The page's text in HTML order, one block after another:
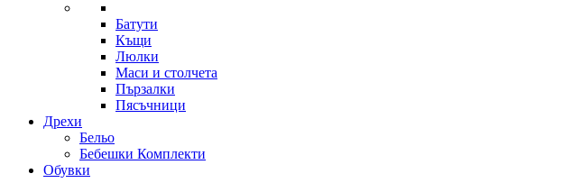
Батути
Къщи
Люлки
Маси и столчета
Пързалки
Пясъчници
Дрехи
Бельо
Бебешки Комплекти
Обувки